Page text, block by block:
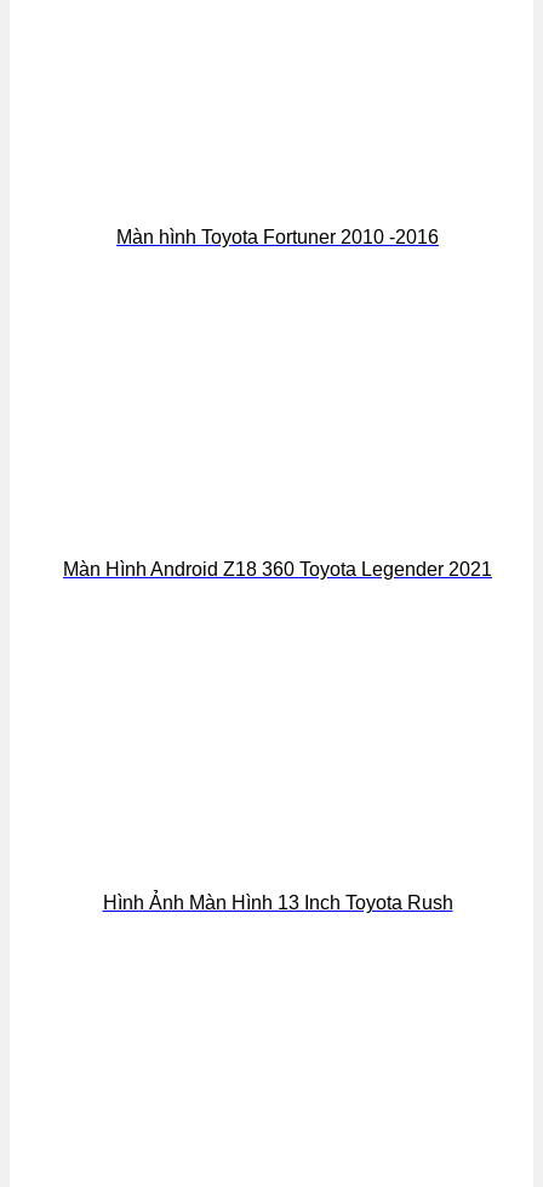
Màn hình Toyota Fortuner 2010 -2016
Màn Hình Android Z18 360 Toyota Legender 2021
Hình Ảnh Màn Hình 13 Inch Toyota Rush